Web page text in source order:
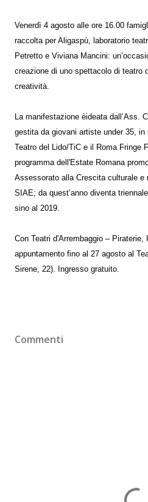
Venerdì 4 agosto alle ore 16.00
raccolta per Aligaspù, laboratorio
Petretto e Viviana Mancini:
creazione di uno spettacolo di teatro
creatività.
La manifestazione èideata dall’Ass.
gestita da giovani artiste under 35, in
Teatro del Lido/TiC e il Roma Fringe
programma dell'Estate Romana
Assessorato alla Crescita culturale e
SIAE; da quest’anno diventa
sino al 2019.
Con Teatri d'Arrembaggio –
appuntamento fino al 27 agosto al
Sirene, 22). Ingresso gratuito.
Commenti